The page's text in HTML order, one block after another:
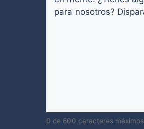
0 de 600 caracteres máximos